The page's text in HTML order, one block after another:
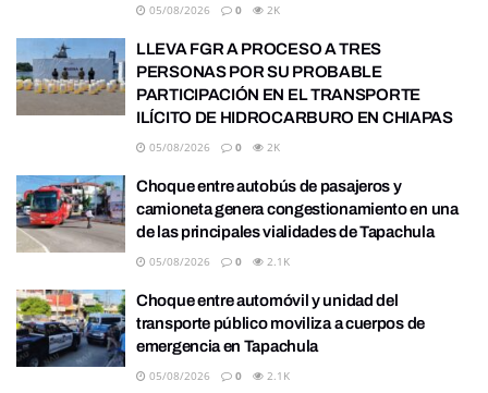
05/08/2026 0 2K
LLEVA FGR A PROCESO A TRES
PERSONAS POR SU PROBABLE
PARTICIPACIÓN EN EL TRANSPORTE
ILÍCITO DE HIDROCARBURO EN CHIAPAS
05/08/2026 0 2K
Choque entre autobús de pasajeros y
camioneta genera congestionamiento en una
de las principales vialidades de Tapachula
05/08/2026 0 2.1K
Choque entre automóvil y unidad del
transporte público moviliza a cuerpos de
emergencia en Tapachula
05/08/2026 0 2.1K